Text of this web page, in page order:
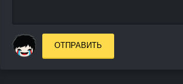
ОТПРАВИТЬ